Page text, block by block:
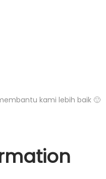
kami lebih baik 🙂